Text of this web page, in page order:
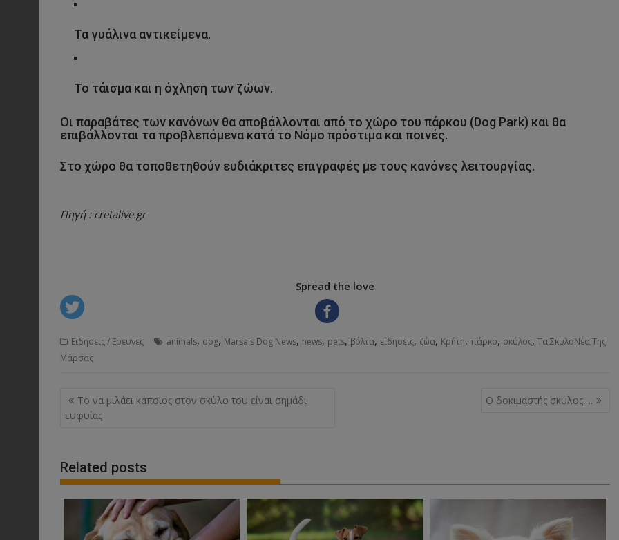
Τα γυάλινα αντικείμενα.
Το τάισμα και η όχληση των ζώων.
Οι παραβάτες των κανόνων θα αποβάλλονται από το χώρο του πάρκου (Dog Park) και θα
επιβάλλονται τα προβλεπόμενα κατά το Νόμο πρόστιμα και ποινές.
Στο χώρο θα τοποθετηθούν ευδιάκριτες επιγραφές με τους κανόνες λειτουργίας.
Πηγή : cretalive.gr
Spread the love
Ειδησεις / Ερευνες animals, dog, Marsa's Dog News, news, pets, βόλτα, είδησεις, ζώα, Κρήτη, πάρκο, σκύλος, Τα ΣκυλοΝέα Της
Μάρσας
Post
navigation
Το να μιλάει κάποιος στον σκύλο του είναι σημάδι
ευφυίας
Ο δοκιμαστής σκύλος….
Related posts